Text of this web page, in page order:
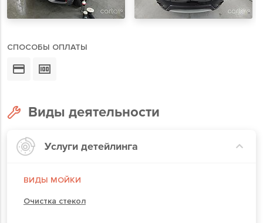
СПОСОБЫ ОПЛАТЫ
Виды деятельности
Услуги детейлинга
ВИДЫ МОЙКИ
Очистка стекол